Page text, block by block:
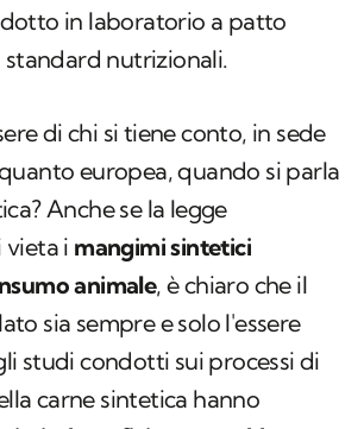
in laboratorio a patto
nutrizionali.
di chi si tiene conto, in sede
europea, quando si parla
Anche se la legge
i mangimi sintetici
animale, è chiaro che il
sia sempre e solo l'essere
studi condotti sui processi di
carne sintetica hanno